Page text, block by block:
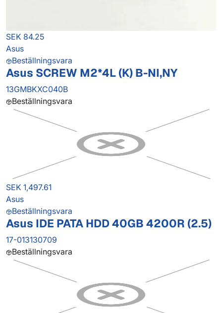
SEK 84.25
Asus
Beställningsvara
Asus SCREW M2*4L (K) B-NI,NY
13GMBKXC040B
Beställningsvara
SEK 1,497.61
Asus
Beställningsvara
Asus IDE PATA HDD 40GB 4200R (2.5)
17-013130709
Beställningsvara